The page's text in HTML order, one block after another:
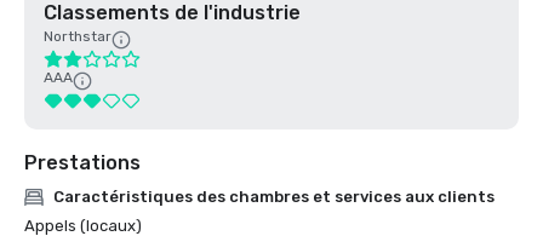
Classements de l'industrie
Northstar
AAA
Prestations
Caractéristiques des chambres et services aux clients
Appels (locaux)